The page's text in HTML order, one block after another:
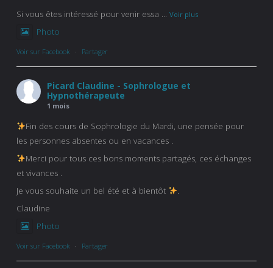
Si vous êtes intéressé pour venir essa ... Voir plus
Photo
Voir sur Facebook · Partager
Picard Claudine - Sophrologue et
Hypnothérapeute
1 mois
Fin des cours de Sophrologie du Mardi, une pensée pour
les personnes absentes ou en vacances .
Merci pour tous ces bons moments partagés, ces échanges
et vivances .
Je vous souhaite un bel été et à bientôt
.
Claudine
Photo
Voir sur Facebook · Partager